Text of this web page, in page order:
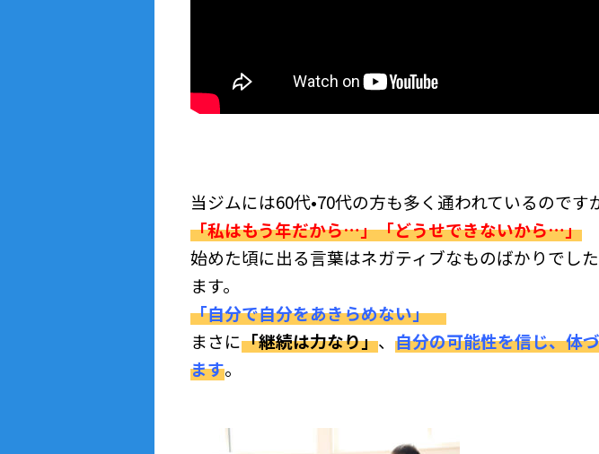
当ジムには60代•70代の方も多く通われているのです
「私はもう年だから…」「どうせできないから…」
始めた頃に出る言葉はネガティブなものばかりでし
ます。
「自分で自分をあきらめない」
まさに「継続は力なり」、 自分の可能性を信じ、体
ます。